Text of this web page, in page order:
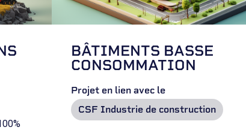
BÂTIMENTS BASSE
CONSOMMATION
Projet en lien avec le
CSF Industrie de construction